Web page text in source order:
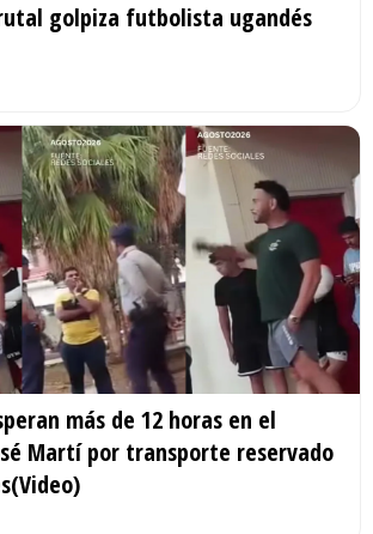
golpiza futbolista ugandés
más de 12 horas en el
Martí por transporte reservado